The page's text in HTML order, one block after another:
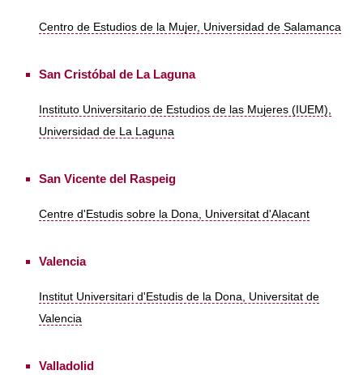
Centro de Estudios de la Mujer, Universidad de Salamanca
San Cristóbal de La Laguna
Instituto Universitario de Estudios de las Mujeres (IUEM),
Universidad de La Laguna
San Vicente del Raspeig
Centre d'Estudis sobre la Dona, Universitat d'Alacant
Valencia
Institut Universitari d'Estudis de la Dona, Universitat de
Valencia
Valladolid